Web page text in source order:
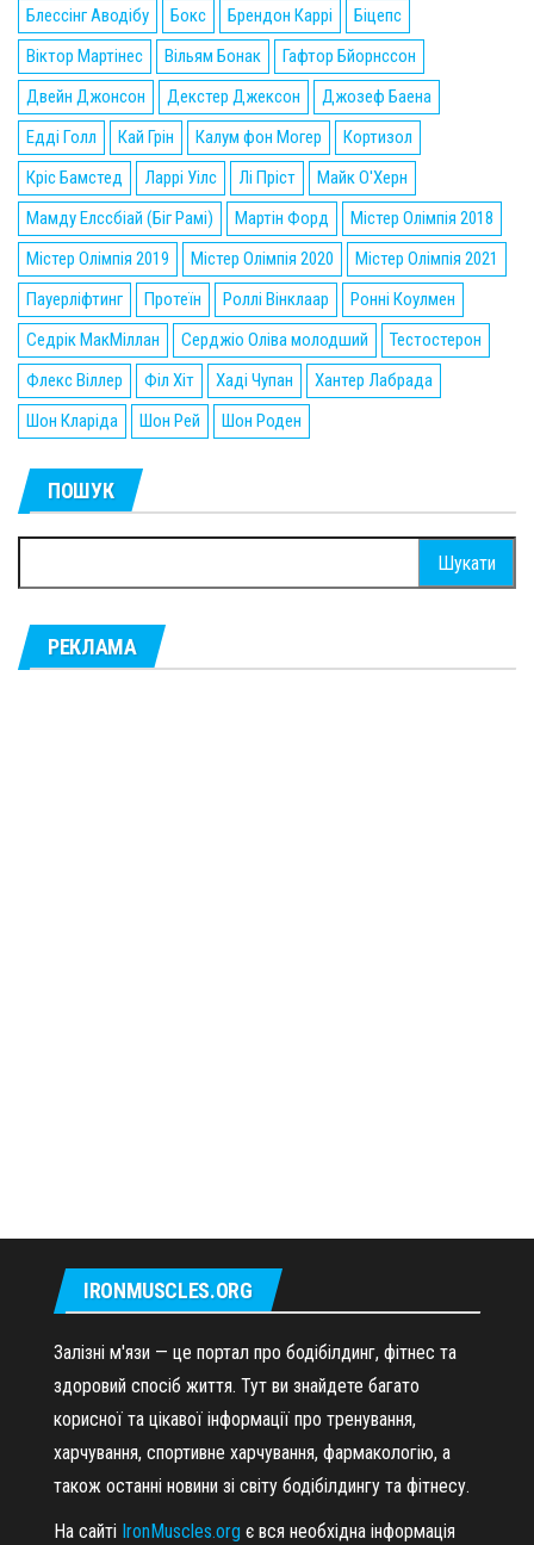
Блессінг Аводібу
Бокс Брендон Каррі
Біцепс
Віктор Мартінес
Вільям Бонак
Гафтор Бйорнссон
Двейн Джонсон
Декстер Джексон
Джозеф Баена
Едді Голл
Кай Грін Калум фон Могер
Кортизол
Кріс Бамстед
Ларрі Уілс Лі Пріст
Майк О'Херн
Мамду Елссбіай (Біг Рамі)
Мартін Форд
Містер Олімпія 2018
Містер Олімпія 2019
Містер Олімпія 2020
Містер Олімпія 2021
Пауерліфтинг
Протеїн Роллі Вінклаар
Ронні Коулмен
Седрік МакМіллан
Серджіо Оліва молодший
Тестостерон
Флекс Віллер
Філ Хіт Хаді Чупан
Хантер Лабрада
Шон Кларіда
Шон Рей Шон Роден
ПОШУК
РЕКЛАМА
IRONMUSCLES.ORG
Залізні м'язи — це портал про бодібілдинг, фітнес та
здоровий спосіб життя. Тут ви знайдете багато
корисної та цікавої інформації про тренування,
харчування, спортивне харчування, фармакологію, а
також останні новини зі світу бодібілдингу та фітнесу.
На сайті IronMuscles.org є вся необхідна інформація